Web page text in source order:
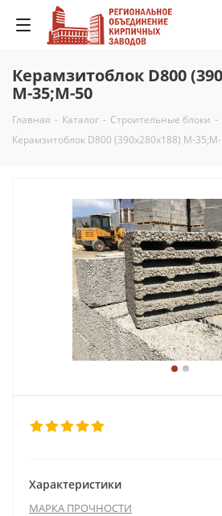
Керамзитоблок D800
М-35;М-50
Главная - Каталог - Строительные блоки -
Керамзитоблок D800 (390х280х188) М-
Характеристики
МАРКА ПРОЧНОСТИ